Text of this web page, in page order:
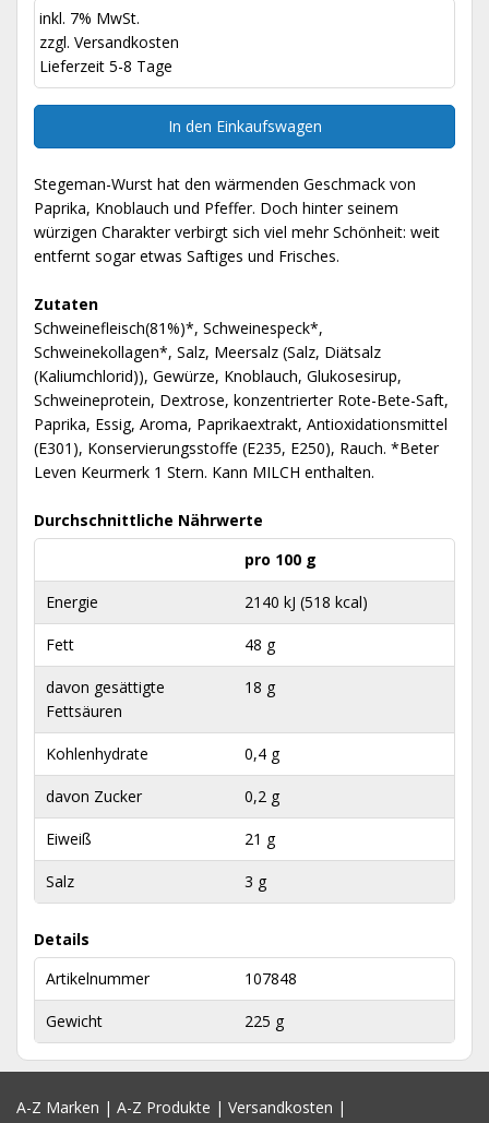
inkl. 7% MwSt.
zzgl. Versandkosten
Lieferzeit 5-8 Tage
In den Einkaufswagen
Stegeman-Wurst hat den wärmenden Geschmack von
Paprika, Knoblauch und Pfeffer. Doch hinter seinem
würzigen Charakter verbirgt sich viel mehr Schönheit: weit
entfernt sogar etwas Saftiges und Frisches.
Zutaten
Schweinefleisch(81%)*, Schweinespeck*,
Schweinekollagen*, Salz, Meersalz (Salz, Diätsalz
(Kaliumchlorid)), Gewürze, Knoblauch, Glukosesirup,
Schweineprotein, Dextrose, konzentrierter Rote-Bete-Saft,
Paprika, Essig, Aroma, Paprikaextrakt, Antioxidationsmittel
(E301), Konservierungsstoffe (E235, E250), Rauch. *Beter
Leven Keurmerk 1 Stern. Kann MILCH enthalten.
Durchschnittliche Nährwerte
pro 100 g
Energie 2140 kJ (518 kcal)
Fett 48 g
davon gesättigte
Fettsäuren
18 g
Kohlenhydrate 0,4 g
davon Zucker 0,2 g
Eiweiß 21 g
Salz 3 g
Details
Artikelnummer
107848
Gewicht 225 g
A-Z Marken | A-Z Produkte | Versandkosten |